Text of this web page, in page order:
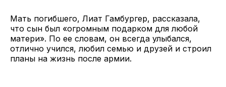
Мать погибшего, Лиат Гамбургер, рассказала,
что сын был «огромным подарком для любой
матери». По ее словам, он всегда улыбался,
отлично учился, любил семью и друзей и строил
планы на жизнь после армии.